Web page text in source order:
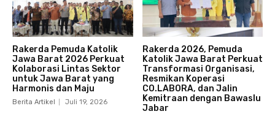
Rakerda Pemuda Katolik
Jawa Barat 2026 Perkuat
Kolaborasi Lintas Sektor
untuk Jawa Barat yang
Harmonis dan Maju
Berita Artikel Juli 19, 2026
Rakerda 2026, Pemuda
Katolik Jawa Barat Perkuat
Transformasi Organisasi,
Resmikan Koperasi
CO.LABORA, dan Jalin
Kemitraan dengan Bawaslu
Jabar